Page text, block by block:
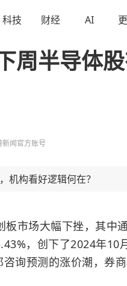
科技 财经 AI
周半导体
新闻官方账号
机构看好逻辑何在？
市场大幅下挫，其中
，创下了2024年10
询预测的涨价潮，券